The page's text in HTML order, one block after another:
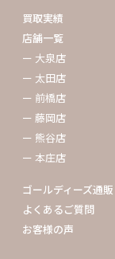
買取実績
店舗一覧
ー 大泉店
ー 太田店
ー 前橋店
ー 藤岡店
ー 熊谷店
ー 本庄店
ゴールディーズ通販
よくあるご質問
お客様の声